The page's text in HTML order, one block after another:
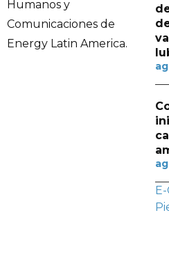
Humanos y
Comunicaciones de
Energy Latin America.
E-